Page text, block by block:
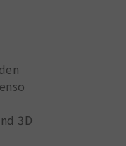
3D